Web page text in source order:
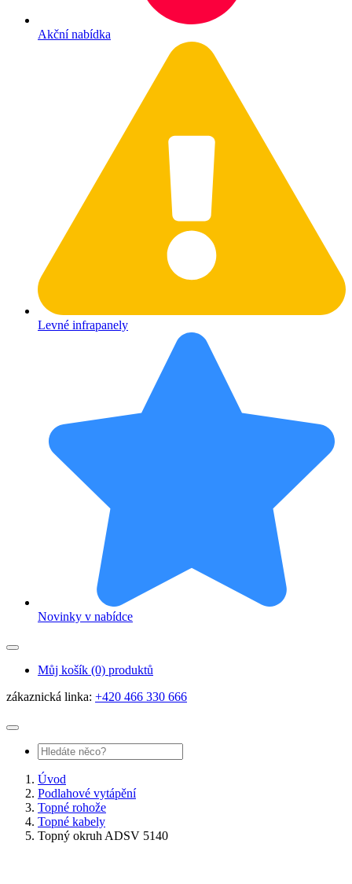
Akční nabídka
Levné infrapanely
Novinky v nabídce
Můj košík (0) produktů
zákaznická linka: +420 466 330 666
Úvod
Podlahové vytápění
Topné rohože
Topné kabely
Topný okruh ADSV 5140